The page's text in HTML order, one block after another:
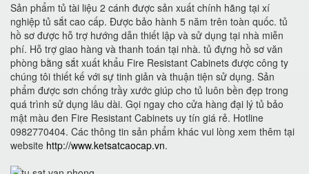
Sản phẩm tủ tài liệu 2 cánh được sản xuất chính hãng tại xí
nghiệp tủ sắt cao cấp. Được bảo hành 5 năm trên toàn quốc. tủ
hồ sơ được hỗ trợ hướng dẫn thiết lập và sử dụng tại nhà miễn
phí. Hỗ trợ giao hàng và thanh toán tại nhà. tủ đựng hồ sơ văn
phòng bằng sắt xuất khẩu Fire Resistant Cabinets được công ty
chúng tôi thiết kế với sự tinh giản và thuận tiện sử dụng. Sản
phẩm được sơn chống trầy xước giúp cho tủ luôn bền đẹp trong
quá trình sử dụng lâu dài. Gọi ngay cho cửa hàng đại lý tủ bảo
mật màu đen Fire Resistant Cabinets uy tín giá rẻ. Hotline
0982770404. Các thông tin sản phẩm khác vui lòng xem thêm tại
website http://www.ketsatcaocap.vn.